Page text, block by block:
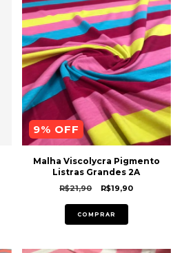
9% OFF
Malha Viscolycra Pigmento
Listras Grandes 2A
R$21,90 R$19,90
COMPRAR